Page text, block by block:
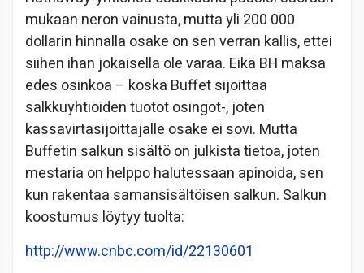
mukaan neron vainusta, mutta yli 200 000
dollarin hinnalla osake on sen verran kallis, ettei
siihen ihan jokaisella ole varaa. Eikä BH maksa
edes osinkoa – koska Buffet sijoittaa
salkkuyhtiöiden tuotot osingot-, joten
kassavirtasijoittajalle osake ei sovi. Mutta
Buffetin salkun sisältö on julkista tietoa, joten
mestaria on helppo halutessaan apinoida, sen
kun rakentaa samansisältöisen salkun. Salkun
koostumus löytyy tuolta:
http://www.cnbc.com/id/22130601